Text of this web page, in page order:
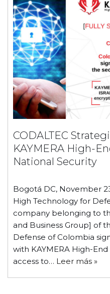
CODALTEC
KAYMERA High-
National Security
Bogotá DC, November
High Technology for
company belonging to
and Business Group] of
Defense of Colombia
with KAYMERA High-
access to… Leer más »